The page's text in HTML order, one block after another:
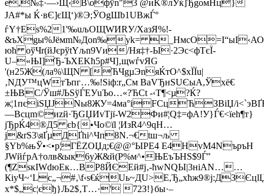
e,№‡·—›Щ‹В\oфўn"3 @иK®лУќ]ЂgoмHц}
ЈA#*ы Ќ·вЄ]єЩ‘)®Э;ЎOgШb1UВжЃ°
ѓY†Eѕ%21'‰uљOЩWИRУ/XaзЯ%!-
&ъXgы%Јёмm№Дon‰уk= ­
юћ oўЧr(йЈєpўtYљn9Vи/Hя‡†-Ы·2Эс<фTєЇ­
U–«ЊІ]Ђ-ЪХЕKћ5р#Ч]‚щwѓvЯG
'(н25Ж(лa%\ЩN [ЋЧgµЭnяЌтO^$xЇЇu|
‚NДУ™цWтЪпг…‰!Siф:r„См BаVЂнЅUЄыA,Ўxё€
±ЊBC/Ўш#ЉЅўЃEУuЪо…«?ЋCt -‹T¶<µ?Ќ?
ж¦1пєіSЏЈNы8ЖУ=4мa°iFСцЋЗBіЏ/
—Всцm©иzй·ЂGЏИvTјї-W2Фи#¦Q‡=фA!У}Ѓ€<їеh¶т}
јЂpЌ4®Д5 ­єb{•Чo©їl ¦ИзR4^9qН…
ј&rЅ3\яҐµДҐhi^Чп8N.¬€tш¬љ
§Yb%њЎ•<•р¦ГЁZОЏд;€@@°ЫРE4 E4НvМ4NъpъH
ЈWйѓрA†олв&ык6уЖ&й(P%м^•ЊЕъЪНS$9Ѓ"
(¶ZѕкIWdюEк…ВР8ЙЄЕй#ј‚-ћwNQЫ|3нiАN……
x*$„с¦єђ}Љ2$‚T…·' 72З!}бы·–